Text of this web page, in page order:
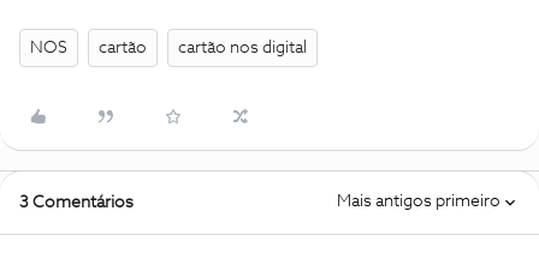
NOS cartão cartão nos digital
3 Comentários Mais antigos primeiro